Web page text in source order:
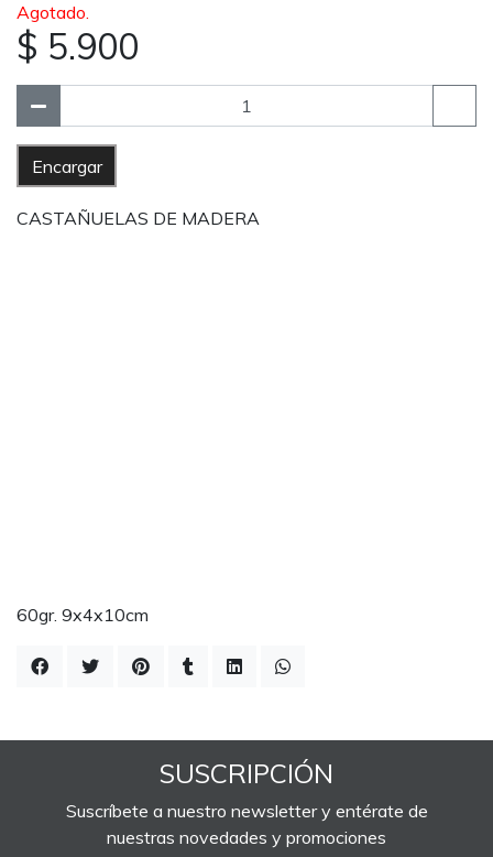
Agotado.
$ 5.900
Encargar
CASTAÑUELAS DE MADERA
60gr. 9x4x10cm
SUSCRIPCIÓN
Suscríbete a nuestro newsletter y entérate de
nuestras novedades y promociones